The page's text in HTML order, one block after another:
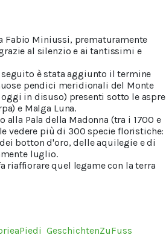
Fabio Miniussi, prematuramente
al silenzio e ai tantissimi e
seguito è stata aggiunto il termine
pendici meridionali del Monte
in disuso) presenti sotto le aspre
e Malga Luna.
Pala della Madonna (tra i 1700 e
vedere più di 300 specie floristiche:
botton d'oro, delle aquilegie e di
luglio.
riaffiorare quel legame con la terra
GeschichtenZuFuss